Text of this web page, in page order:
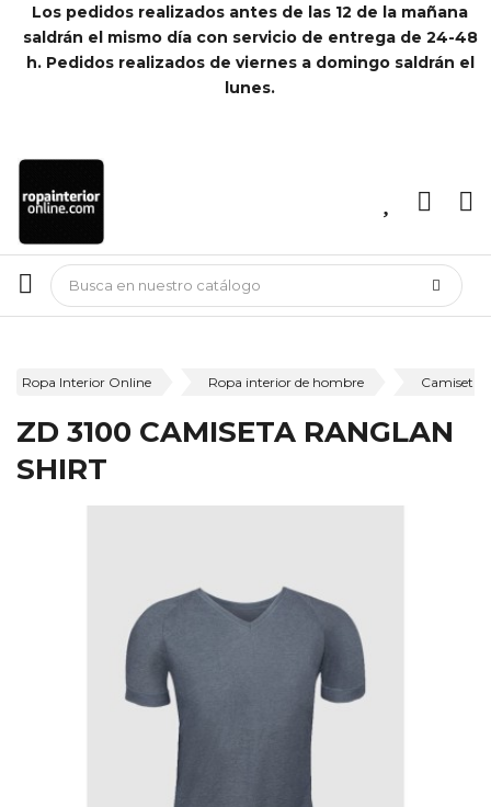
Los pedidos realizados antes de las 12 de la mañana
saldrán el mismo día con servicio de entrega de 24-48
h. Pedidos realizados de viernes a domingo saldrán el
lunes.
Ropa Interior Online Ropa interior de hombre
ZD 3100 CAMISETA RANGLAN
SHIRT